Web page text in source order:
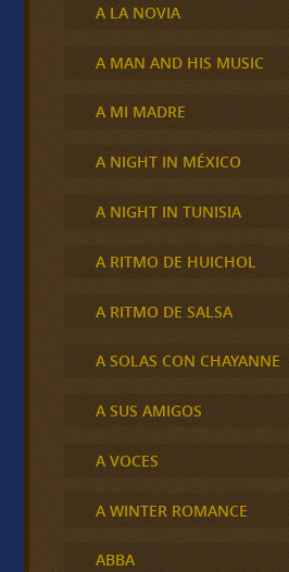
A LA NOVIA
A MAN AND HIS MUSIC
A MI MADRE
A NIGHT IN MÉXICO
A NIGHT IN TUNISIA
A RITMO DE HUICHOL
A RITMO DE SALSA
A SOLAS CON CHAYANNE
A SUS AMIGOS
A VOCES
A WINTER ROMANCE
ABBA